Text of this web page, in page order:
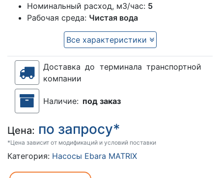
Номинальный расход, м3/час: 5
Рабочая среда: Чистая вода
Все характеристики
Доставка до терминала транспортной
компании
Наличие: под заказ
Цена: по запросу*
*Цена зависит от модификаций и условий поставки
Категория: Насосы Ebara MATRIX